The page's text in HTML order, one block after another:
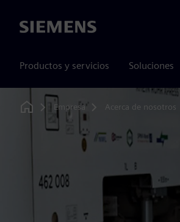
Siemens
Productos y servicios Soluciones
Home
Empresa Acerca de nosotros